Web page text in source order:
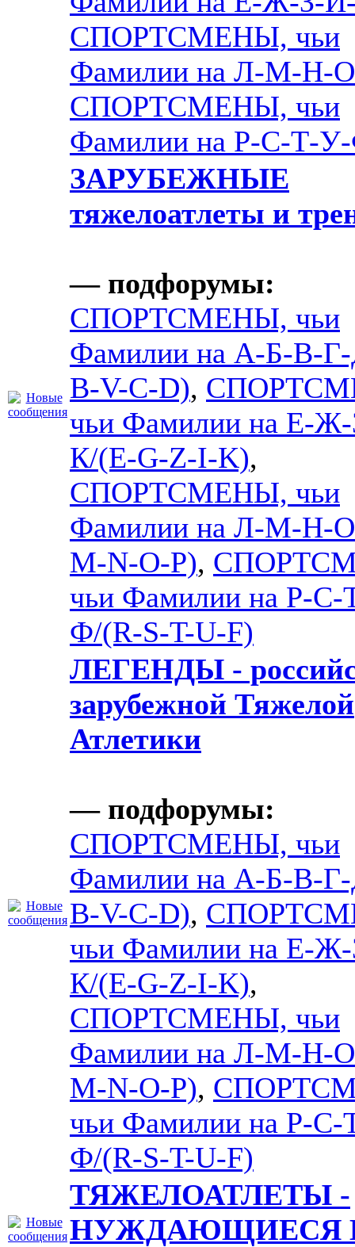
СПОРТСМЕНЫ, чьи
Фамилии на Л-М-Н-
СПОРТСМЕНЫ, чьи
Фамилии на Р-С-Т-
ЗАРУБЕЖНЫЕ
тяжелоатлеты и
— подфорумы:
СПОРТСМЕНЫ, чьи
Фамилии на А-Б-В-
B-V-C-D),
чьи Фамилии на Е-
К/(E-G-Z-I-K),
СПОРТСМЕНЫ, чьи
Фамилии на Л-М-Н-
M-N-O-P),
чьи Фамилии на Р-
Ф/(R-S-T-U-F)
ЛЕГЕНДЫ -
зарубежной Тяжелой
Атлетики
— подфорумы:
СПОРТСМЕНЫ, чьи
Фамилии на А-Б-В-
B-V-C-D),
чьи Фамилии на Е-
К/(E-G-Z-I-K),
СПОРТСМЕНЫ, чьи
Фамилии на Л-М-Н-
M-N-O-P),
чьи Фамилии на Р-
Ф/(R-S-T-U-F)
ТЯЖЕЛОАТЛЕТЫ -
НУЖДАЮЩИЕСЯ